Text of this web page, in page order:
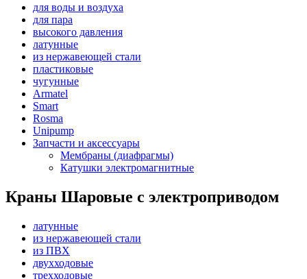
для воды и воздуха
для пара
высокого давления
латунные
из нержавеющей стали
пластиковые
чугунные
Armatel
Smart
Rosma
Unipump
Запчасти и аксессуары
Мембраны (диафрагмы)
Катушки электромагнитные
Краны Шаровые с электроприводом
латунные
из нержавеющей стали
из ПВХ
двухходовые
трехходовые